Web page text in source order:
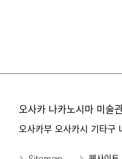
오사카 나카노시마 미술
오사카부 오사카시 기타구